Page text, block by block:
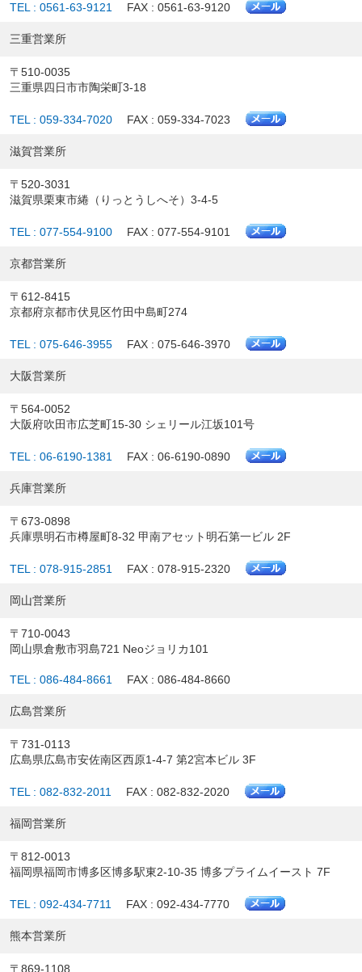
TEL : 0561-63-9121 FAX : 0561-63-9120
三重営業所
〒510-0035
三重県四日市市陶栄町3-18
TEL : 059-334-7020 FAX : 059-334-7023
滋賀営業所
〒520-3031
滋賀県栗東市綣（りっとうしへそ）3-4-5
TEL : 077-554-9100 FAX : 077-554-9101
京都営業所
〒612-8415
京都府京都市伏見区竹田中島町274
TEL : 075-646-3955 FAX : 075-646-3970
大阪営業所
〒564-0052
大阪府吹田市広芝町15-30 シェリール江坂101号
TEL : 06-6190-1381 FAX : 06-6190-0890
兵庫営業所
〒673-0898
兵庫県明石市樽屋町8-32 甲南アセット明石第一ビル 2F
TEL : 078-915-2851 FAX : 078-915-2320
岡山営業所
〒710-0043
岡山県倉敷市羽島721 Neoジョリカ101
TEL : 086-484-8661 FAX : 086-484-8660
広島営業所
〒731-0113
広島県広島市安佐南区西原1-4-7 第2宮本ビル 3F
TEL : 082-832-2011 FAX : 082-832-2020
福岡営業所
〒812-0013
福岡県福岡市博多区博多駅東2-10-35 博多プライムイースト 7F
TEL : 092-434-7711 FAX : 092-434-7770
熊本営業所
〒869-1108